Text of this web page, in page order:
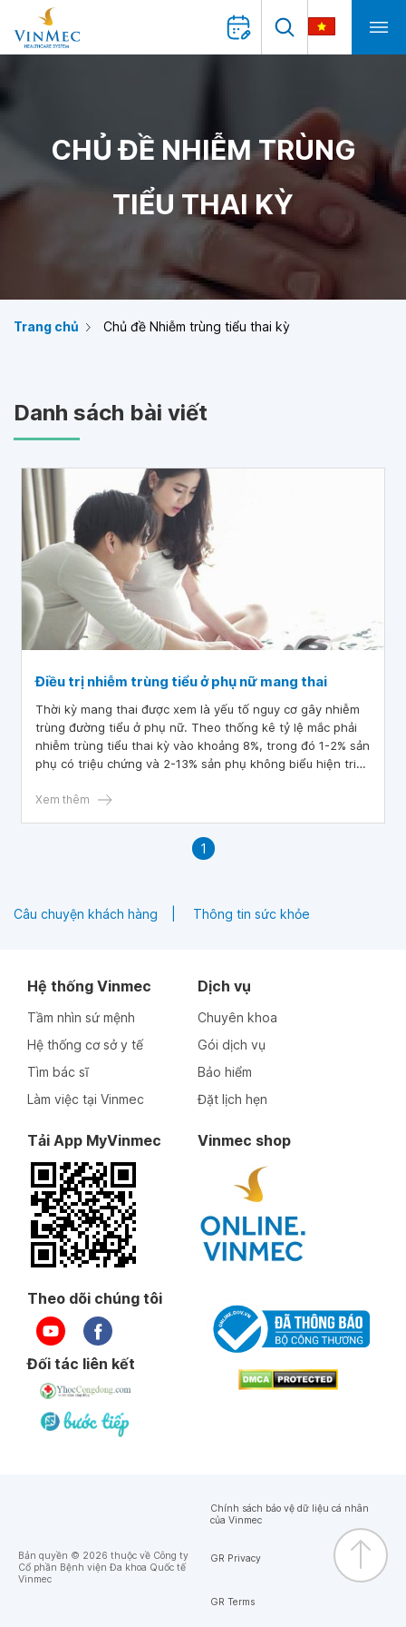
CHỦ ĐỀ NHIỄM TRÙNG
TIỂU THAI KỲ
Trang chủ Chủ đề Nhiễm trùng tiểu thai kỳ
Danh sách bài viết
Điều trị nhiễm trùng tiểu ở phụ nữ mang thai
Thời kỳ mang thai được xem là yếu tố nguy cơ gây nhiễm
trùng đường tiểu ở phụ nữ. Theo thống kê tỷ lệ mắc phải
nhiễm trùng tiểu thai kỳ vào khoảng 8%, trong đó 1-2% sản
phụ có triệu chứng và 2-13% sản phụ không biểu hiện triệu
trùng tiểu khi mang thai có nguy hiểm không? Điều trị
Xem thêm
1
Câu chuyện khách hàng Thông tin sức khỏe
Hệ thống Vinmec
Tầm nhìn sứ mệnh
Hệ thống cơ sở y tế
Tìm bác sĩ
Làm việc tại Vinmec
Dịch vụ
Chuyên khoa
Gói dịch vụ
Bảo hiểm
Đặt lịch hẹn
Tải App MyVinmec Vinmec shop
Theo dõi chúng tôi
Đối tác liên kết
Bản quyền © 2026 thuộc về Công ty
Cổ phần Bệnh viện Đa khoa Quốc tế
Vinmec
Chính sách bảo vệ dữ liệu cá nhân
của Vinmec
GR Privacy
GR Terms